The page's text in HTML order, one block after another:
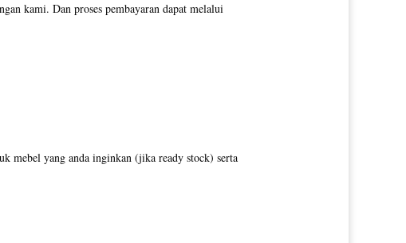
kami. Dan proses pembayaran dapat melalui
mebel yang anda inginkan (jika ready stock) serta